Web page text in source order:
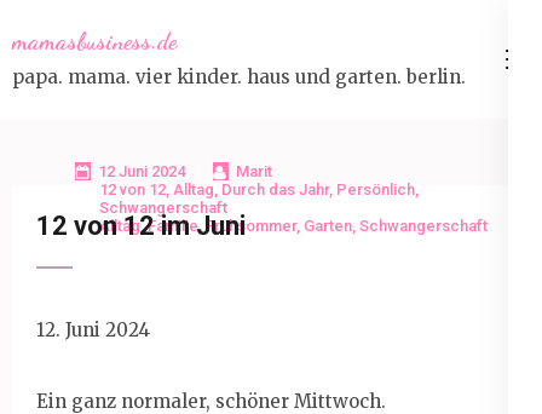
to
content
mamasbusiness.de
papa. mama. vier kinder. haus und garten. berlin.
12 Juni 2024
Marit
12 von 12, Alltag, Durch das Jahr, Persönlich,
Schwangerschaft
Alltag,Familie,Frühsommer, Garten, Schwangerschaft
12 von 12 im Juni
12. Juni 2024
Ein ganz normaler, schöner Mittwoch.